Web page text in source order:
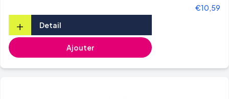
€10,59
+ Detail
Ajouter